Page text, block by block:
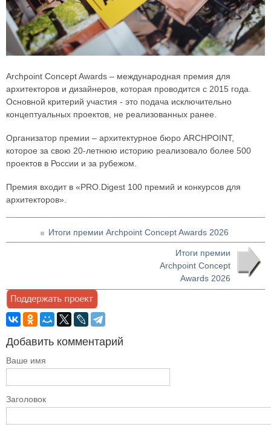
Archpoint Concept Awards – международная премия для
архитекторов и дизайнеров, которая проводится с 2015 года.
Основной критерий участия - это подача исключительно
концептуальных проектов, не реализованных ранее.
Организатор премии – архитектурное бюро ARCHPOINT,
которое за свою 20-летнюю историю реализовало более 500
проектов в России и за рубежом.
Премия входит в «PRO.Digest 100 премий и конкурсов для
архитекторов».
Итоги премии Archpoint Concept Awards 2026
Итоги премии
Archpoint Concept
Awards 2026
Добавить комментарий
Ваше имя
Заголовок